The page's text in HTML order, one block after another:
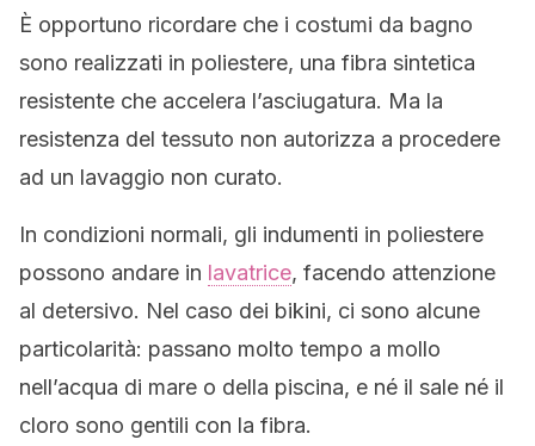
È opportuno ricordare che i costumi da bagno
sono realizzati in poliestere, una fibra sintetica
resistente che accelera l’asciugatura. Ma la
resistenza del tessuto non autorizza a procedere
ad un lavaggio non curato.
In condizioni normali, gli indumenti in poliestere
possono andare in lavatrice, facendo attenzione
al detersivo. Nel caso dei bikini, ci sono alcune
particolarità: passano molto tempo a mollo
nell’acqua di mare o della piscina, e né il sale né il
cloro sono gentili con la fibra.